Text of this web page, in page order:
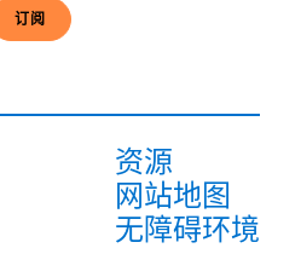
资源
网站地图
无障碍环境